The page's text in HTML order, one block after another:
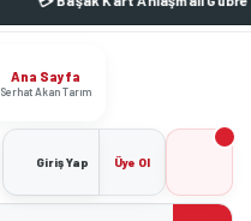
Ana Sayfa
Serhat Akan Tarım
Giriş Yap Üye Ol